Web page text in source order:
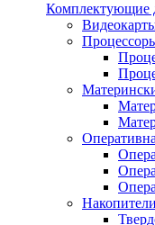
Комплектующие